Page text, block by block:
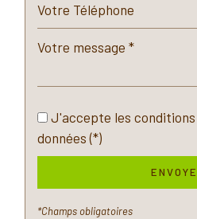
Bureau de poste
statistiques
Propriétaires (vs. locataires)
J'accepte les
données (*)
*Champs obligatoires